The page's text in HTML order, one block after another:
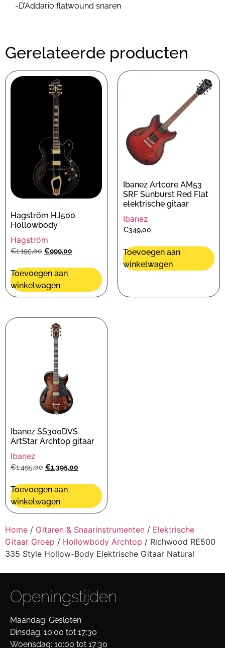
-D’Addario flatwound snaren
Gerelateerde producten
Hagström HJ500
Hollowbody
Hagström
€1.195,00 €999,00
Toevoegen aan
winkelwagen
Ibanez Artcore AM53
SRF Sunburst Red Flat
elektrische gitaar
Ibanez
€349,00
Toevoegen aan
winkelwagen
Ibanez SS300DVS
ArtStar Archtop gitaar
Ibanez
€1.495,00 €1.395,00
Toevoegen aan
winkelwagen
Home / Gitaren & Snaarinstrumenten / Elektrische
Gitaar Groep / Hollowbody Archtop / Richwood RE500
335 Style Hollow-Body Elektrische Gitaar Natural
Openingstijden
Maandag: Gesloten
Dinsdag: 10:00 tot 17:30
Woensdag: 10:00 tot 17:30